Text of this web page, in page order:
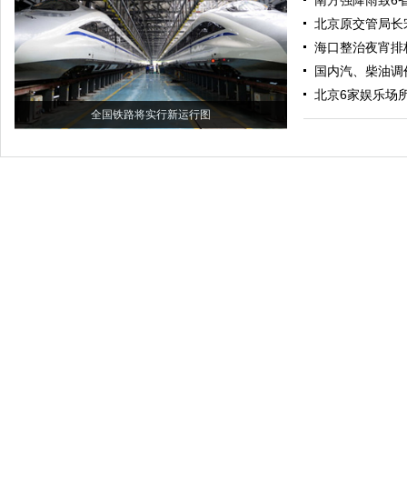
全国铁路将实行新运行图
北京原交管局
海口整治夜宵
国内汽、柴油调
北京6家娱乐场